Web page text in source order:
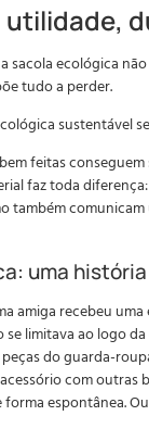
sacola ecológica
tudo a perder.
sustentável
feitas
faz toda
também
uma
amiga recebeu
se limitava ao logo
do guarda-
com outras
espontânea.